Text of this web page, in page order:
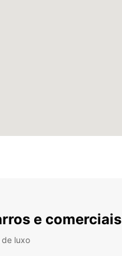
e comerciais
de luxo